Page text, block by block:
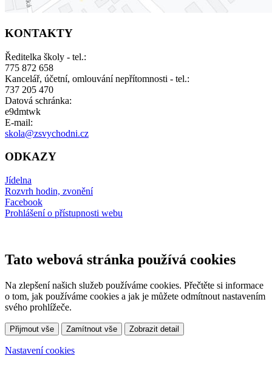
KONTAKTY
Ředitelka školy - tel.:
775 872 658
Kancelář, účetní, omlouvání nepřítomnosti - tel.:
737 205 470
Datová schránka:
e9dmtwk
E-mail:
skola@zsvychodni.cz
ODKAZY
Jídelna
Rozvrh hodin, zvonění
Facebook
Prohlášení o přístupnosti webu
Tato webová stránka používá cookies
Na zlepšení našich služeb používáme cookies. Přečtěte si informace
o tom, jak používáme cookies a jak je můžete odmítnout nastavením
svého prohlížeče.
Přijmout vše Zamítnout vše Zobrazit detail
Nastavení cookies